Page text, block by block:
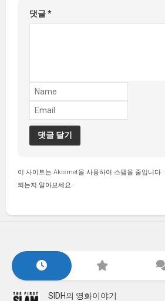
댓글*
이 사이트는 Akismet을 사용하여 스팸을 줄입니다.
되는지 알아보세요.
SIDH의 영화이야기